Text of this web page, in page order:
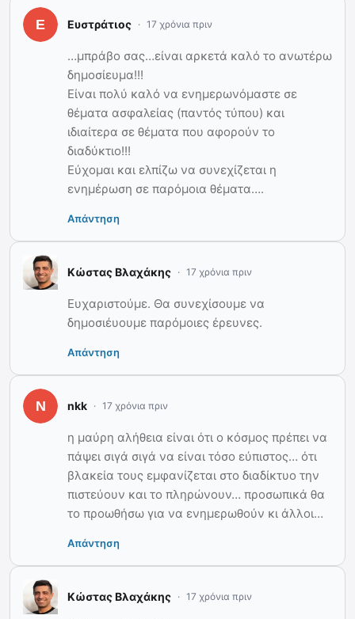
Ευστράτιος 17 χρόνια πριν
…μπράβο σας…είναι αρκετά καλό το ανωτέρω
δημοσίευμα!!!
Είναι πολύ καλό να ενημερωνόμαστε σε
θέματα ασφαλείας (παντός τύπου) και
ιδιαίτερα σε θέματα που αφορούν το
διαδύκτιο!!!
Εύχομαι και ελπίζω να συνεχίζεται η
ενημέρωση σε παρόμοια θέματα….
Απάντηση
Κώστας Βλαχάκης 17 χρόνια πριν
Ευχαριστούμε. Θα συνεχίσουμε να
δημοσιέυουμε παρόμοιες έρευνες.
Απάντηση
nkk 17 χρόνια πριν
η μαύρη αλήθεια είναι ότι ο κόσμος πρέπει να
πάψει σιγά σιγά να είναι τόσο εύπιστος… ότι
βλακεία τους εμφανίζεται στο διαδίκτυο την
πιστεύουν και το πληρώνουν… προσωπικά θα
το προωθήσω για να ενημερωθούν κι άλλοι…
Απάντηση
Κώστας Βλαχάκης 17 χρόνια πριν